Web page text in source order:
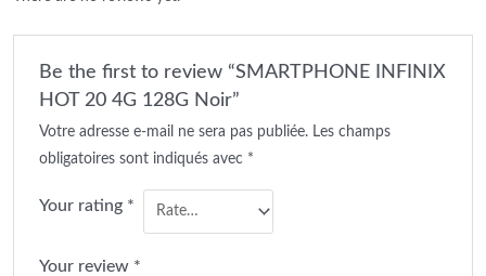
Be the first to review “SMARTPHONE INFINIX
HOT 20 4G 128G Noir”
Votre adresse e-mail ne sera pas publiée. Les champs
obligatoires sont indiqués avec *
Your rating *
Your review *